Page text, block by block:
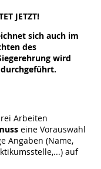
JETZT!
sich auch im
des
wird
durchgeführt.
Arbeiten
eine Vorauswahl
Angaben (Name,
auf